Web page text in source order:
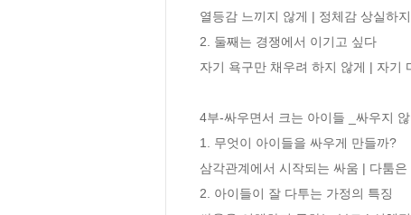
열등감 느끼지 않게 | 정체감 상실하
2. 둘째는 경쟁에서 이기고 싶다
자기 욕구만 채우려 하지 않게 | 자기
4부-싸우면서 크는 아이들 _싸우지
1. 무엇이 아이들을 싸우게 만들까?
삼각관계에서 시작되는 싸움 | 다툼은
2. 아이들이 잘 다투는 가정의 특징